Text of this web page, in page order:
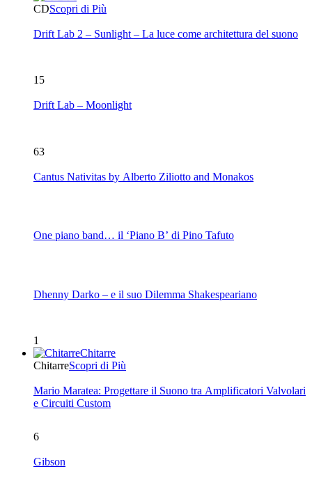
CDScopri di Più
Drift Lab 2 – Sunlight – La luce come architettura del suono
15
Drift Lab – Moonlight
63
Cantus Nativitas by Alberto Ziliotto and Monakos
One piano band… il ‘Piano B’ di Pino Tafuto
Dhenny Darko – e il suo Dilemma Shakespeariano
1
Chitarre
ChitarreScopri di Più
Mario Maratea: Progettare il Suono tra Amplificatori Valvolari
e Circuiti Custom
6
Gibson